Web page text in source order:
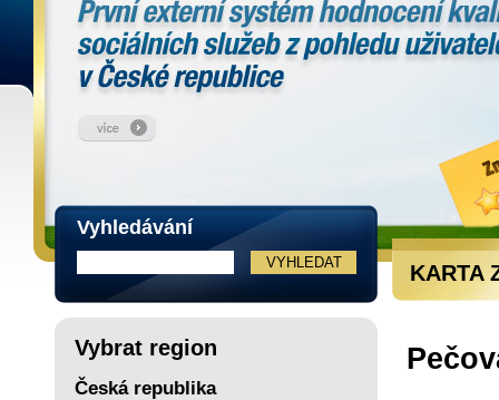
Vyhledávání
Vybrat region
Česká republika
KARTA